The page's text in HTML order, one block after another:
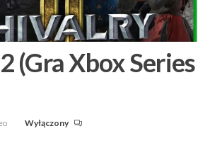
(Gra Xbox Series
Wyłączony